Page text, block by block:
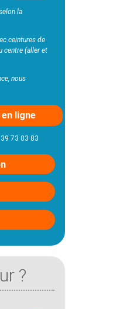
la
ceintures de
centre (aller et
nous
ligne
73 03 83
?